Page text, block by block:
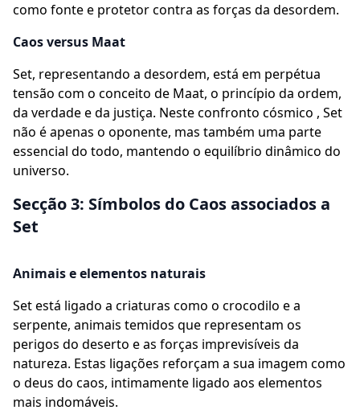
como fonte e protetor contra as forças da desordem.
Caos versus Maat
Set, representando a desordem, está em perpétua
tensão com o conceito de Maat, o princípio da ordem,
da verdade e da justiça. Neste confronto cósmico , Set
não é apenas o oponente, mas também uma parte
essencial do todo, mantendo o equilíbrio dinâmico do
universo.
Secção 3: Símbolos do Caos associados a
Set
Animais e elementos naturais
Set está ligado a criaturas como o crocodilo e a
serpente, animais temidos que representam os
perigos do deserto e as forças imprevisíveis da
natureza. Estas ligações reforçam a sua imagem como
o deus do caos, intimamente ligado aos elementos
mais indomáveis.